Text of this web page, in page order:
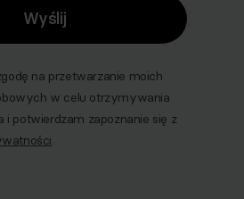
Wyślij
na przetwarzanie moich
w celu otrzymywania
i potwierdzam zapoznanie się z
.